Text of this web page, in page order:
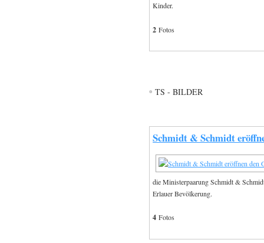
Kinder.
2 Fotos
TS - BILDER
Schmidt & Schmidt
die Ministerpaarung Schmidt &
Erlauer Bevölkerung.
4 Fotos